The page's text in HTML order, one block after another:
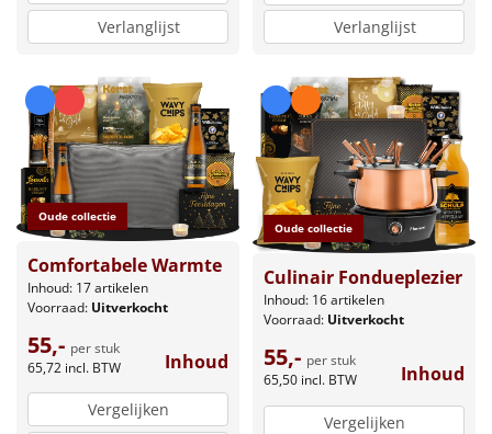
Verlanglijst
Verlanglijst
Oude collectie
Comfortabele Warmte
Inhoud: 17 artikelen
Voorraad: Uitverkocht
55,- per stuk
65,72 incl. BTW Inhoud
Vergelijken
Oude collectie
Culinair Fondueplezier
Inhoud: 16 artikelen
Voorraad: Uitverkocht
55,- per stuk
65,50 incl. BTW Inhoud
Vergelijken